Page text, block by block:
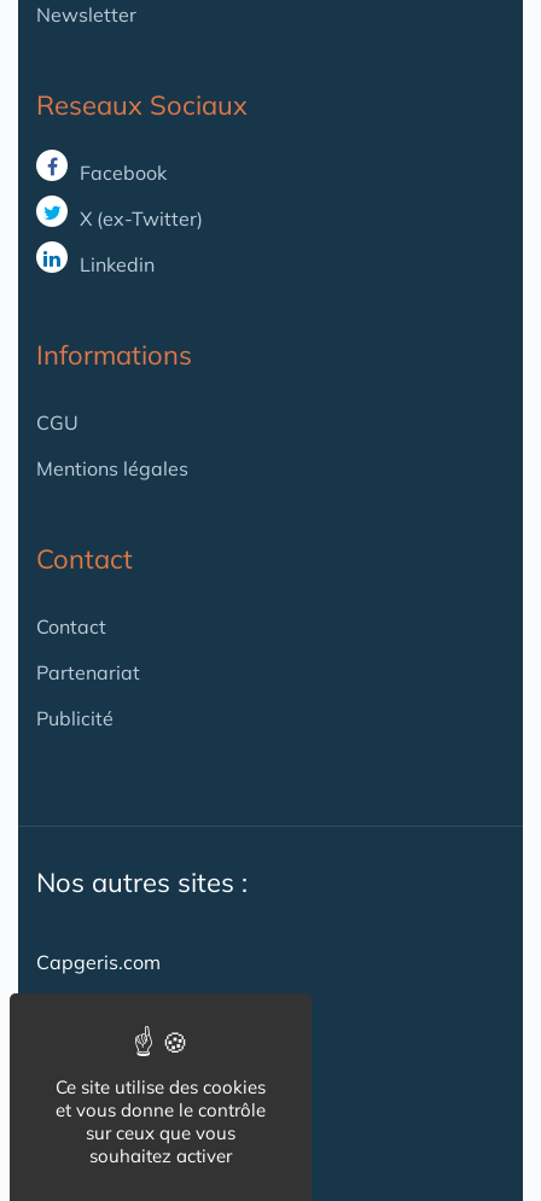
Newsletter
Reseaux Sociaux
Facebook
X (ex-Twitter)
Linkedin
Informations
CGU
Mentions légales
Contact
Contact
Partenariat
Publicité
Nos autres sites :
Capgeris.com
Emploi-formation-sante.com
Seniorissimmo.com
Creche-et-naissance.com
Ce site utilise des cookies
et vous donne le contrôle
sur ceux que vous
souhaitez activer